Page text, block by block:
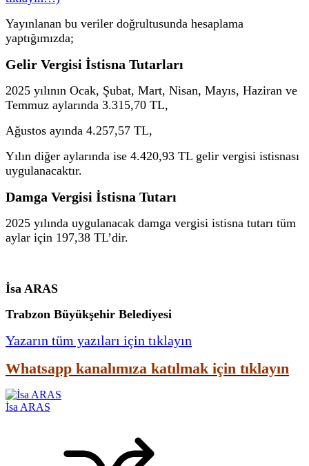
Yayınlanan bu veriler doğrultusunda hesaplama
yaptığımızda;
Gelir Vergisi İstisna Tutarları
2025 yılının Ocak, Şubat, Mart, Nisan, Mayıs, Haziran ve
Temmuz aylarında 3.315,70 TL,
Ağustos ayında 4.257,57 TL,
Yılın diğer aylarında ise 4.420,93 TL gelir vergisi istisnası
uygulanacaktır.
Damga Vergisi İstisna Tutarı
2025 yılında uygulanacak damga vergisi istisna tutarı tüm
aylar için 197,38 TL’dir.
İsa ARAS
Trabzon Büyükşehir Belediyesi
Yazarın tüm yazıları için tıklayın
Whatsapp kanalımıza katılmak için tıklayın
İsa ARAS